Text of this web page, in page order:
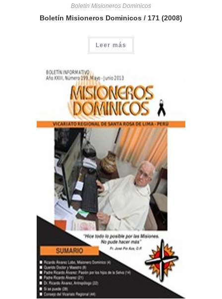
Boletín Misioneros Dominicos
Boletín Misioneros Dominicos / 171 (2008)
Leer más